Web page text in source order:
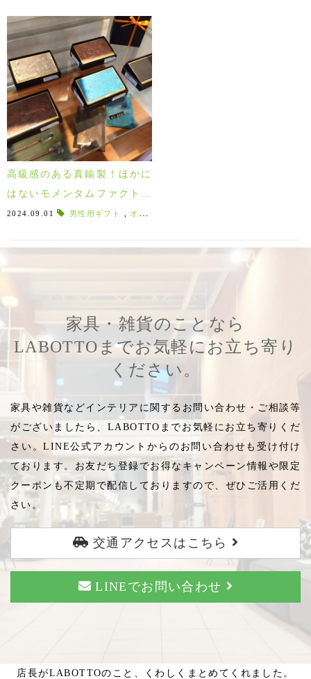
高級感のある真鍮製！ほかに
はないモメンタムファクトリ
ーOriiの名刺入れ
2024.09.01 男性用ギフト オリイブルー
家具・雑貨のことなら
LABOTTOまでお気軽にお立ち寄り
ください。
家具や雑貨などインテリアに関するお問い合わせ・ご相談等
がございましたら、LABOTTOまでお気軽にお立ち寄りくだ
さい。LINE公式アカウントからのお問い合わせも受け付け
ております。お友だち登録でお得なキャンペーン情報や限定
クーポンも不定期で配信しておりますので、ぜひご活用くだ
さい。
交通アクセスはこちら
LINEでお問い合わせ
店長がLABOTTOのこと、くわしくまとめてくれました。